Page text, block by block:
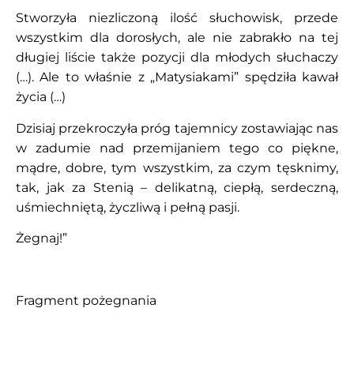
Stworzyła niezliczoną ilość słuchowisk, przede
wszystkim dla dorosłych, ale nie zabrakło na tej
długiej liście także pozycji dla młodych słuchaczy
(…). Ale to właśnie z „Matysiakami” spędziła kawał
życia (…)
Dzisiaj przekroczyła próg tajemnicy zostawiając nas
w zadumie nad przemijaniem tego co piękne,
mądre, dobre, tym wszystkim, za czym tęsknimy,
tak, jak za Stenią – delikatną, ciepłą, serdeczną,
uśmiechniętą, życzliwą i pełną pasji.
Żegnaj!”
Fragment pożegnania